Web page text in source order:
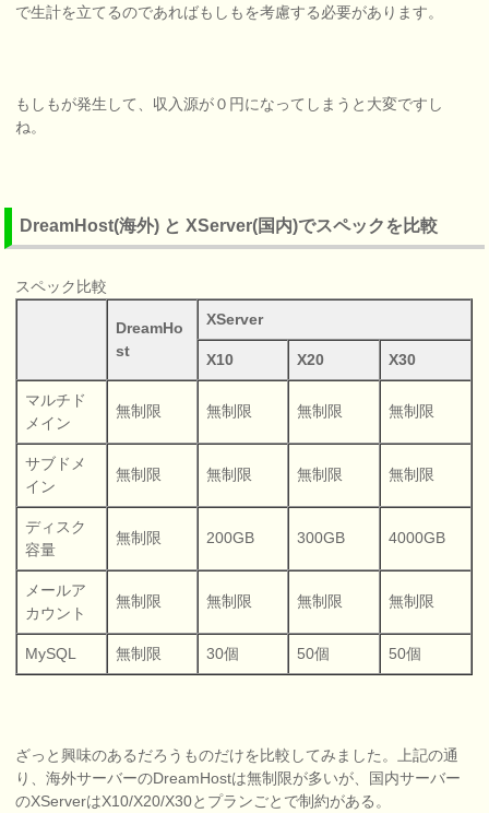
で生計を立てるのであればもしもを考慮する必要があります。
もしもが発生して、収入源が０円になってしまうと大変ですし
ね。
DreamHost(海外) と XServer(国内)でスペックを比較
スペック比較
DreamHo
st
XServer
X10 X20 X30
マルチド
メイン
無制限 無制限 無制限 無制限
サブドメ
イン
無制限 無制限 無制限 無制限
ディスク
容量
無制限 200GB 300GB 4000GB
メールア
カウント
無制限 無制限 無制限 無制限
MySQL 無制限 30個 50個 50個
ざっと興味のあるだろうものだけを比較してみました。上記の通
り、海外サーバーのDreamHostは無制限が多いが、国内サーバー
のXServerはX10/X20/X30とプランごとで制約がある。